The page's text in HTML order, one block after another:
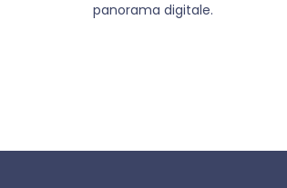
panorama digitale.